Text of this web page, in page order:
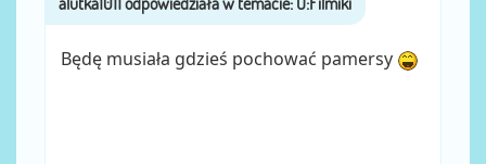
Będę musiała gdzieś pochować pamersy